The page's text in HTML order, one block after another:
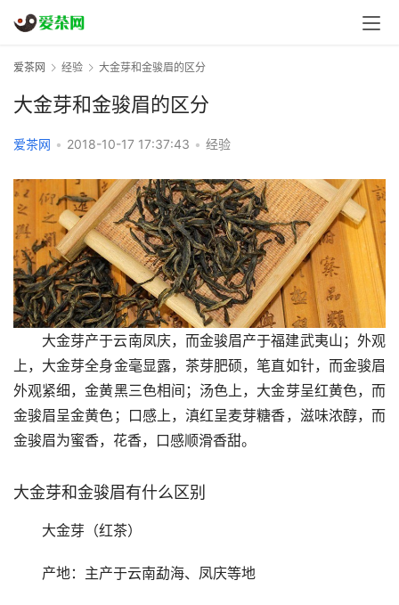
爱茶网 经验 大金芽和金骏眉的区分
大金芽和金骏眉的区分
爱茶网 • 2018-10-17 17:37:43 • 经验
大金芽产于云南凤庆，而金骏眉产于福建武夷山；外观
上，大金芽全身金毫显露，茶芽肥硕，笔直如针，而金骏眉
外观紧细，金黄黑三色相间；汤色上，大金芽呈红黄色，而
金骏眉呈金黄色；口感上，滇红呈麦芽糖香，滋味浓醇，而
金骏眉为蜜香，花香，口感顺滑香甜。
大金芽和金骏眉有什么区别
大金芽（红茶）
产地：主产于云南勐海、凤庆等地